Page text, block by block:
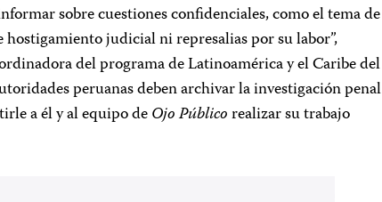
sobre cuestiones confidenciales, como el tema de
judicial ni represalias por su labor”,
del programa de Latinoamérica y el Caribe del
peruanas deben archivar la investigación penal
a él y al equipo deOjo Públicorealizar su trabajo